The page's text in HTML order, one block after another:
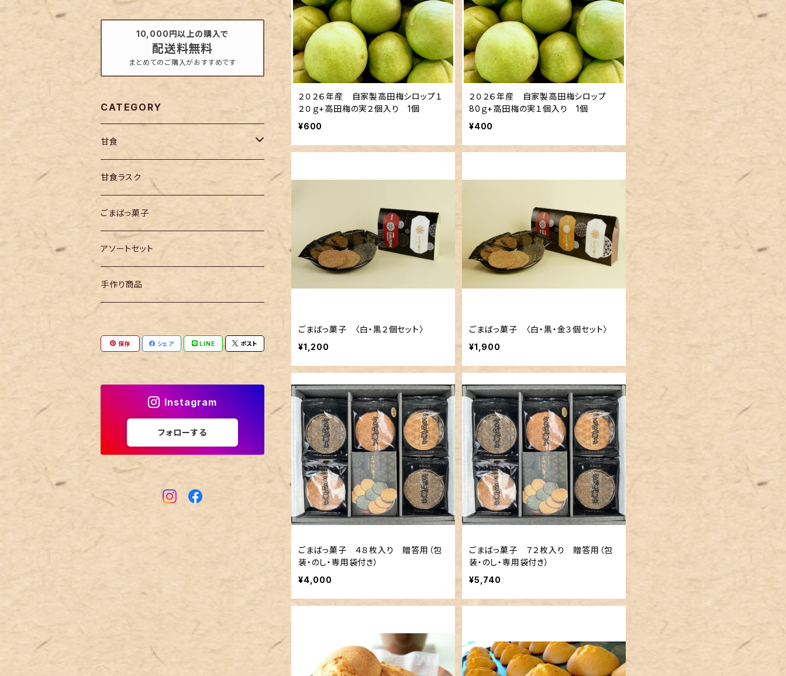
２０２６年産 自家製高田梅シロップ１
２０ｇ+高田梅の実２個入り 1個
¥600
２０２６年産 自家製高田梅シロップ
80ｇ+高田梅の実１個入り 1個
¥400
ごまばっ菓子 〈白・黒２個セット〉
¥1,200
ごまばっ菓子 〈白・黒・金３個セット〉
¥1,900
ごまばっ菓子 ４８枚入り 贈答用（包
装・のし・専用袋付き）
¥4,000
ごまばっ菓子 ７２枚入り 贈答用（包
装・のし・専用袋付き）
¥5,740
10,000円以上の購入で
配送料無料
まとめてのご購入がおすすめです
CATEGORY
甘食
エールセット
同種類
バラエティセット
甘食ラスク
ごまばっ菓子
アソートセット
手作り商品
保存 シェア LINE ポスト
Instagram
フォローする